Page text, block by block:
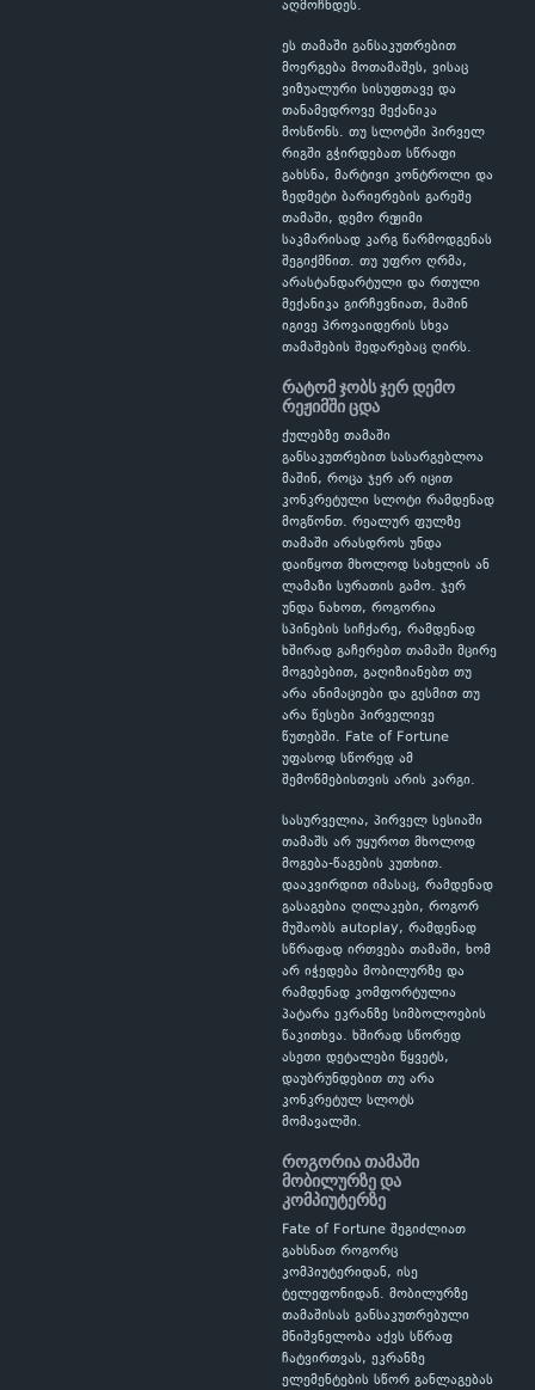
აღმოჩნდეს.
ეს თამაში განსაკუთრებით
მოერგება მოთამაშეს, ვისაც
ვიზუალური სისუფთავე და
თანამედროვე მექანიკა
მოსწონს. თუ სლოტში პირველ
რიგში გჭირდებათ სწრაფი
გახსნა, მარტივი კონტროლი და
ზედმეტი ბარიერების გარეშე
თამაში, დემო რეჟიმი
საკმარისად კარგ წარმოდგენას
შეგიქმნით. თუ უფრო ღრმა,
არასტანდარტული და რთული
მექანიკა გირჩევნიათ, მაშინ
იგივე პროვაიდერის სხვა
თამაშების შედარებაც ღირს.
რატომ ჯობს ჯერ დემო
რეჟიმში ცდა
ქულებზე თამაში
განსაკუთრებით სასარგებლოა
მაშინ, როცა ჯერ არ იცით
კონკრეტული სლოტი რამდენად
მოგწონთ. რეალურ ფულზე
თამაში არასდროს უნდა
დაიწყოთ მხოლოდ სახელის ან
ლამაზი სურათის გამო. ჯერ
უნდა ნახოთ, როგორია
სპინების სიჩქარე, რამდენად
ხშირად გაჩერებთ თამაში მცირე
მოგებებით, გაღიზიანებთ თუ
არა ანიმაციები და გესმით თუ
არა წესები პირველივე
წუთებში. Fate of Fortune
უფასოდ სწორედ ამ
შემოწმებისთვის არის კარგი.
სასურველია, პირველ სესიაში
თამაშს არ უყუროთ მხოლოდ
მოგება-წაგების კუთხით.
დააკვირდით იმასაც, რამდენად
გასაგებია ღილაკები, როგორ
მუშაობს autoplay, რამდენად
სწრაფად ირთვება თამაში, ხომ
არ იჭედება მობილურზე და
რამდენად კომფორტულია
პატარა ეკრანზე სიმბოლოების
წაკითხვა. ხშირად სწორედ
ასეთი დეტალები წყვეტს,
დაუბრუნდებით თუ არა
კონკრეტულ სლოტს
მომავალში.
როგორია თამაში
მობილურზე და
კომპიუტერზე
Fate of Fortune შეგიძლიათ
გახსნათ როგორც
კომპიუტერიდან, ისე
ტელეფონიდან. მობილურზე
თამაშისას განსაკუთრებული
მნიშვნელობა აქვს სწრაფ
ჩატვირთვას, ეკრანზე
ელემენტების სწორ განლაგებას